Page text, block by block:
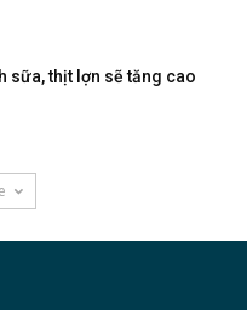
sữa, thịt lợn sẽ tăng cao